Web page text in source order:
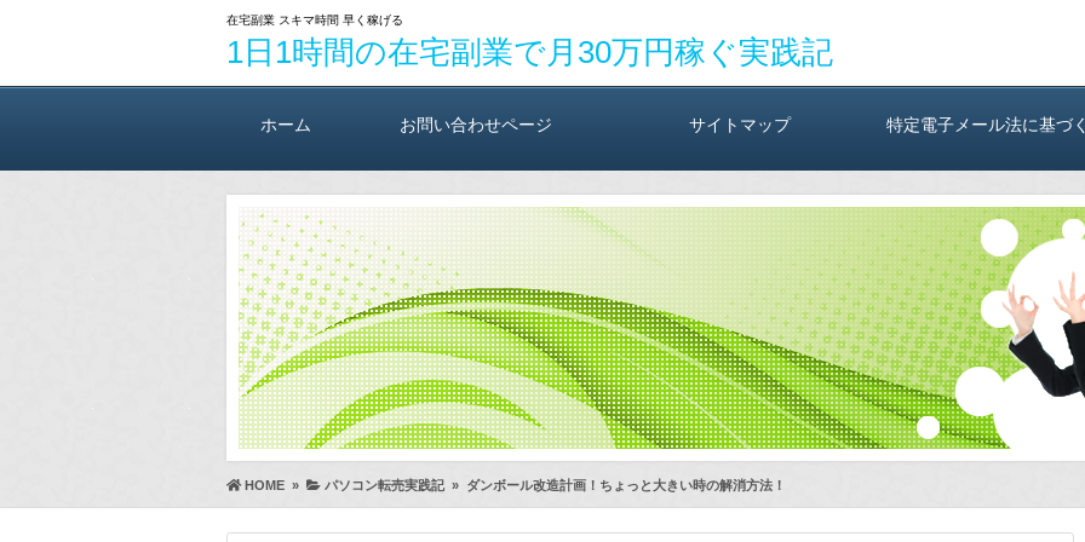
在宅副業 スキマ時間 早く稼げる
1日1時間の在宅副業で月30万円稼ぐ実践記
ホーム お問い合わせページ サイトマップ 特定電子メール法に基づ
HOME » パソコン転売実践記» ダンボール改造計画！ちょっと大きい時の解消方法！